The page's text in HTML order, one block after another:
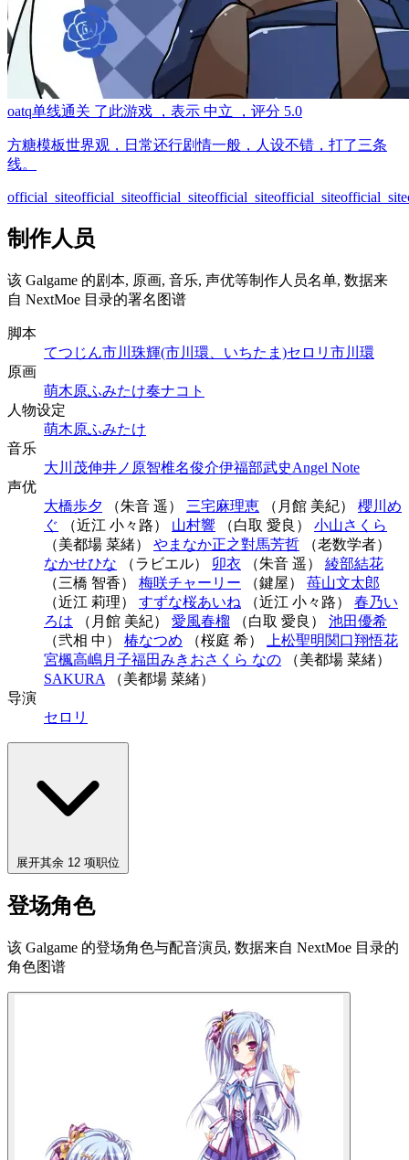
oatq单线通关 了此游戏 ，表示 中立 ，评分 5.0
方糖模板世界观，日常还行剧情一般，人设不错，打了三条
线。
official_siteofficial_siteofficial_siteofficial_siteofficial_siteofficial_site
制作人员
该 Galgame 的剧本, 原画, 音乐, 声优等制作人员名单, 数据来
自 NextMoe 目录的署名图谱
脚本
てつじん市川珠輝(市川環、いちたま)セロリ 市川環
原画
萌木原ふみたけ奏ナコト
人物设定
萌木原ふみたけ
音乐
大川茂伸井ノ原智椎名俊介伊福部武史Angel Note
声优
大橋歩夕 （朱音 遥） 三宅麻理恵 （月館 美紀） 櫻川め
ぐ （近江 小々路） 山村響 （白取 愛良） 小山さくら
（美都場 菜緒） やまなか正之對馬芳哲 （老数学者）
なかせひな （ラビエル） 卯衣 （朱音 遥） 綾部結花
（三橋 智香） 梅咲チャーリー （鍵屋） 苺山文太郎
（近江 莉理） すずな桜あいね （近江 小々路） 春乃い
ろは （月館 美紀） 愛風春榴 （白取 愛良） 池田優希
（弐相 中） 椿なつめ （桜庭 希） 上松聖明関口翔悟花
宮楓高嶋月子福田みきおさくら なの （美都場 菜緒）
SAKURA （美都場 菜緒）
导演
セロリ
展开其余 12 项职位
登场角色
该 Galgame 的登场角色与配音演员, 数据来自 NextMoe 目录的
角色图谱